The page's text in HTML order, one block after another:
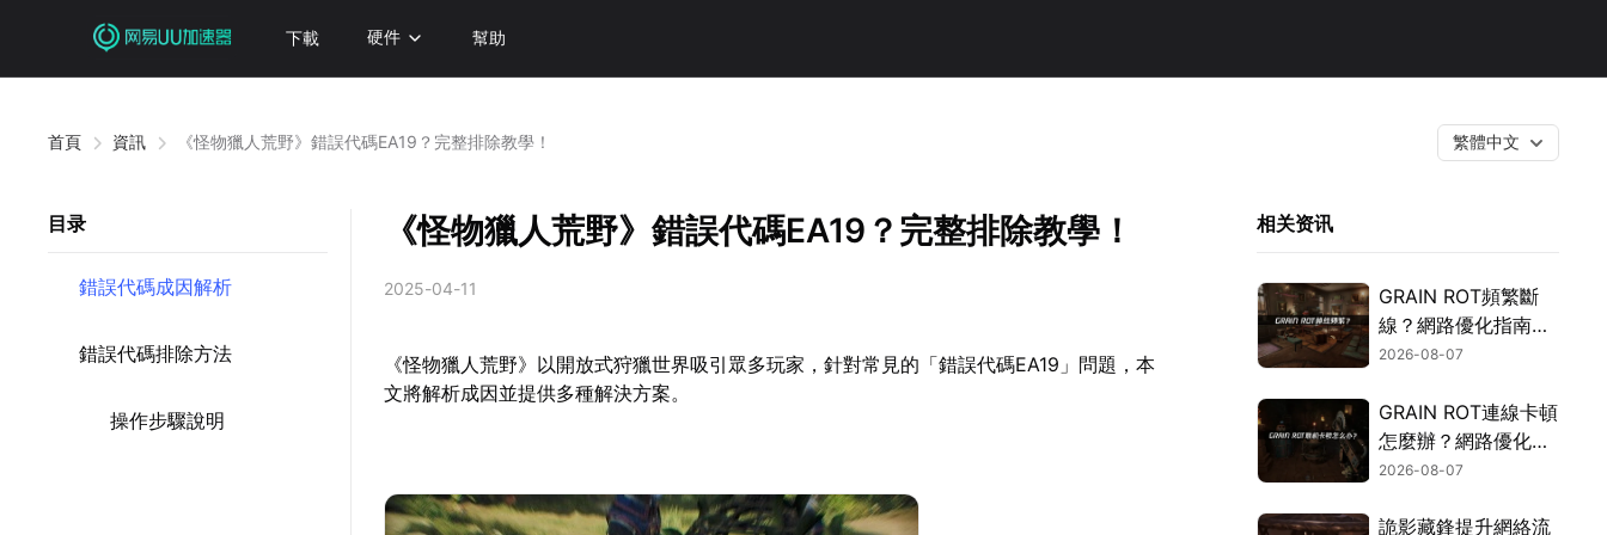
下載 硬件 幫助
首頁 資訊 《怪物獵人荒野》錯誤代碼EA19？完整排除教學！ 繁體中文
目录
錯誤代碼成因解析
錯誤代碼排除方法
操作步驟說明
《怪物獵人荒野》錯誤代碼EA19？完整排除教學！
2025-04-11
《怪物獵人荒野》以開放式狩獵世界吸引眾多玩家，針對常見的「錯誤代碼EA19」問題，本
文將解析成因並提供多種解決方案。
相关资讯
GRAIN ROT頻繁斷
線？網路優化指南一
次搞定！
2026-08-07
GRAIN ROT連線卡頓
怎麼辦？網路優化這
樣解決！
2026-08-07
詭影藏鋒提升網絡流